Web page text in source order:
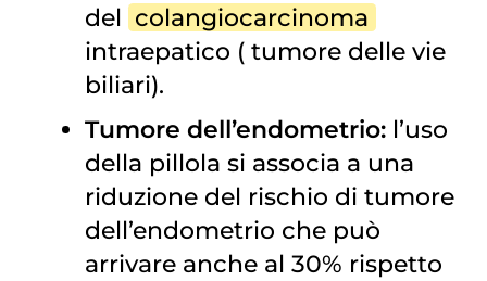
del colangiocarcinoma
intraepatico ( tumore delle vie
biliari).
Tumore dell’endometrio: l’uso
della pillola si associa a una
riduzione del rischio di tumore
dell’endometrio che può
arrivare anche al 30% rispetto